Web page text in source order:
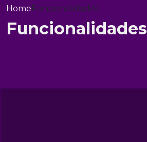
HomeFuncionalidades
Funcionalidades